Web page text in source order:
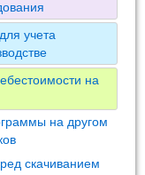
учета
на
на другом
скачиванием